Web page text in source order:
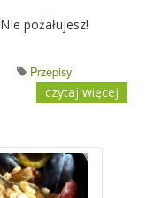
pożałujesz!
Przepisy
czytaj więcej